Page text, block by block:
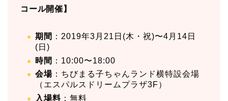
コール開催】
期間 ：2019年3月21日(木・祝)〜4月14日
(日)
時間 ：10:00〜18:00
会場 ：ちびまる子ちゃんランド横特設会場
（エスパルスドリームプラザ3F）
入場料 ：無料